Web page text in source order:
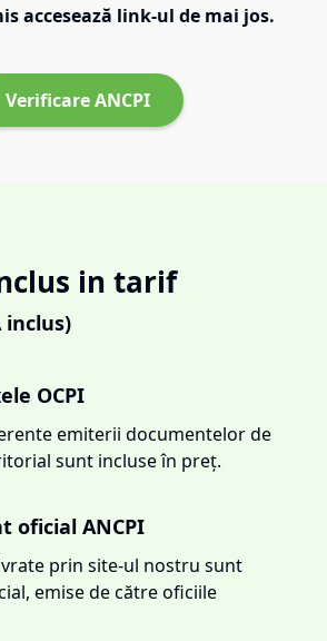
accesează link-ul de mai jos.
Verificare ANCPI
in tarif
inclus)
OCPI
emiterii documentelor de
sunt incluse în preț.
oficial ANCPI
prin site-ul nostru sunt
emise de către oficiile